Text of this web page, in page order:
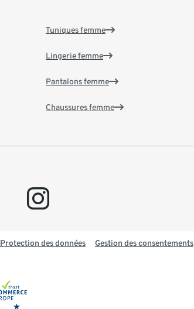
Tuniques femme
Lingerie femme
Pantalons femme
Chaussures femme
instagram
Protection des données Gestion des consentements